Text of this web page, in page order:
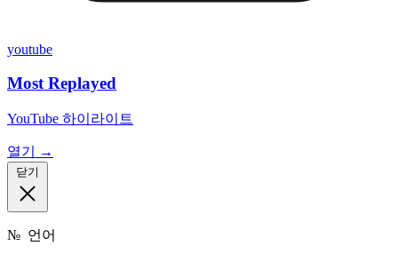
youtube
Most Replayed
YouTube 하이라이트
열기 →
닫기
№ 언어